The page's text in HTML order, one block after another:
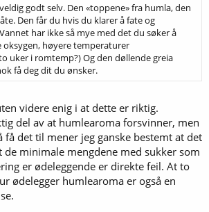
godt selv. Den «toppene» fra humla, den
Den får du hvis du klarer å fate og
har ikke så mye med det du søker å
oksygen, høyere temperaturer
uker i romtemp?) Og den døllende greia
få deg dit du ønsker.
videre enig i at dette er riktig.
del av at humlearoma forsvinner, men
få det til mener jeg ganske bestemt at det
de minimale mengdene med sukker som
er ødeleggende er direkte feil. At to
ødelegger humlearoma er også en